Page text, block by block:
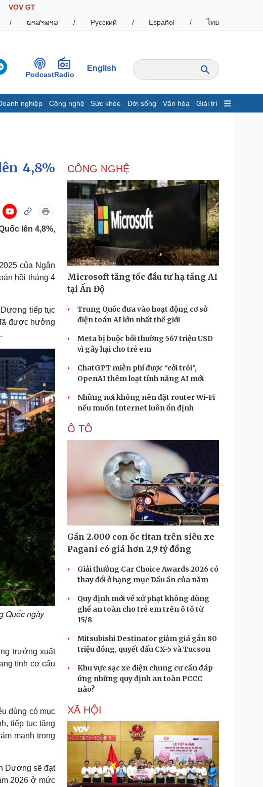
VOV GT
/ ພາສາລາວ / Русский / Español / ไทย
PodcastRadio
English
nghiệp Công nghệ Sức khỏe Đời sống Văn hóa Giải trí
Giá cà phê
Doanh nghiệp
Thông tin doanh nghiệp
Doanh nghiệp 24h
Doanh nhân
Vì cộng đồng
Công nghệ
Sành điệu
Trải nghiệm
Chuyển đổi số
Du lịch
Săn Tour
check-in
Podcast
Đọc truyện đêm khuya
Cửa sổ tình yêu
Hạt giống tâm hồn
4,8%
lên 4,8%,
của Ngân
hồi tháng 4
tiếp tục
được hưởng
Quốc ngày
trưởng xuất
tính cơ cấu
dùng có mục
tiếp tục tăng
mạnh trong
Dương sẽ đạt
2026 ở mức
CÔNG NGHỆ
Microsoft tăng tốc đầu tư hạ tầng AI
tại Ấn Độ
Trung Quốc đưa vào hoạt động cơ sở
điện toán AI lớn nhất thế giới
Meta bị buộc bồi thường 567 triệu USD
vì gây hại cho trẻ em
ChatGPT miễn phí được “cởi trói”,
OpenAI thêm loạt tính năng AI mới
Những nơi không nên đặt router Wi-Fi
nếu muốn Internet luôn ổn định
Ô TÔ
Gần 2.000 con ốc titan trên siêu xe
Pagani có giá hơn 2,9 tỷ đồng
Giải thưởng Car Choice Awards 2026 có
thay đổi ở hạng mục Dấu ấn của năm
Quy định mới về xử phạt không dùng
ghế an toàn cho trẻ em trên ô tô từ
15/8
Mitsubishi Destinator giảm giá gần 80
triệu đồng, quyết đấu CX-5 và Tucson
Khu vực sạc xe điện chung cư cần đáp
ứng những quy định an toàn PCCC
nào?
XÃ HỘI